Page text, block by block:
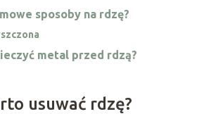
sposoby na rdzę?
metal przed rdzą?
usuwać rdzę?